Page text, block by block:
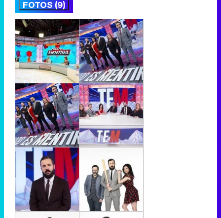
FOTOS (9)